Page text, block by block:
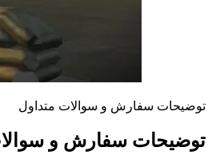
توضیحات سفارش و سوالات متداول
توضیحات سفارش و